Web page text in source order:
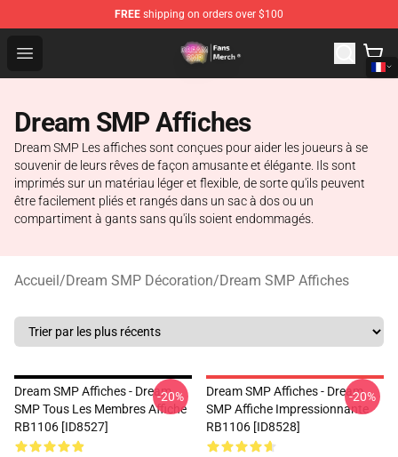
FREE shipping on orders over $100
Open menu
Dream SMP Store - Official Dream SMP Merchandise
Dream SMP Affiches
Dream SMP Les affiches sont conçues pour aider les joueurs à se
souvenir de leurs rêves de façon amusante et élégante. Ils sont
imprimés sur un matériau léger et flexible, de sorte qu'ils peuvent
être facilement pliés et rangés dans un sac à dos ou un
compartiment à gants sans qu'ils soient endommagés.
Accueil/Dream SMP Décoration/Dream SMP Affiches
Dream SMP Affiches - Dream
SMP Tous Les Membres Affiche
RB1106 [ID8527]
-20%
Dream SMP Affiches - Dream
SMP Affiche Impressionnante
RB1106 [ID8528]
-20%